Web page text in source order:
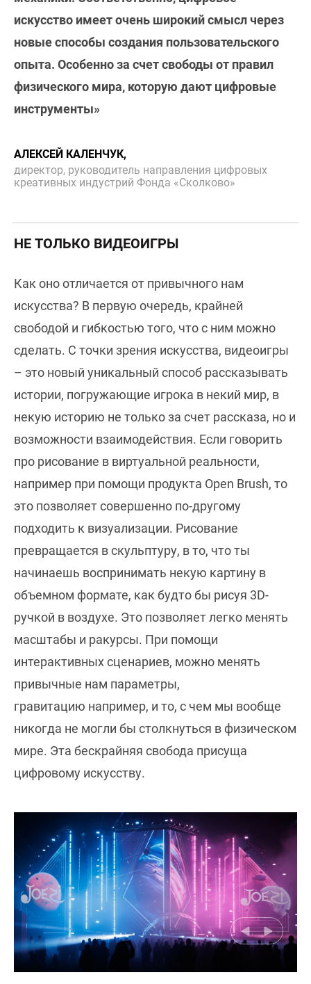
искусство имеет очень широкий смысл через
новые способы создания пользовательского
опыта. Особенно за счет свободы от правил
физического мира, которую дают цифровые
инструменты»
АЛЕКСЕЙ КАЛЕНЧУК,
директор, руководитель направления цифровых
креативных индустрий Фонда «Сколково»
НЕ ТОЛЬКО ВИДЕОИГРЫ
Как оно отличается от привычного нам
искусства? В первую очередь, крайней
свободой и гибкостью того, что с ним можно
сделать. С точки зрения искусства, видеоигры
– это новый уникальный способ рассказывать
истории, погружающие игрока в некий мир, в
некую историю не только за счет рассказа, но и
возможности взаимодействия. Если говорить
про рисование в виртуальной реальности,
например при помощи продукта Open Brush, то
это позволяет совершенно по-другому
подходить к визуализации. Рисование
превращается в скульптуру, в то, что ты
начинаешь воспринимать некую картину в
объемном формате, как будто бы рисуя 3D-
ручкой в воздухе. Это позволяет легко менять
масштабы и ракурсы. При помощи
интерактивных сценариев, можно менять
привычные нам параметры,
гравитацию например, и то, с чем мы вообще
никогда не могли бы столкнуться в физическом
мире. Эта бескрайняя свобода присуща
цифровому искусству.